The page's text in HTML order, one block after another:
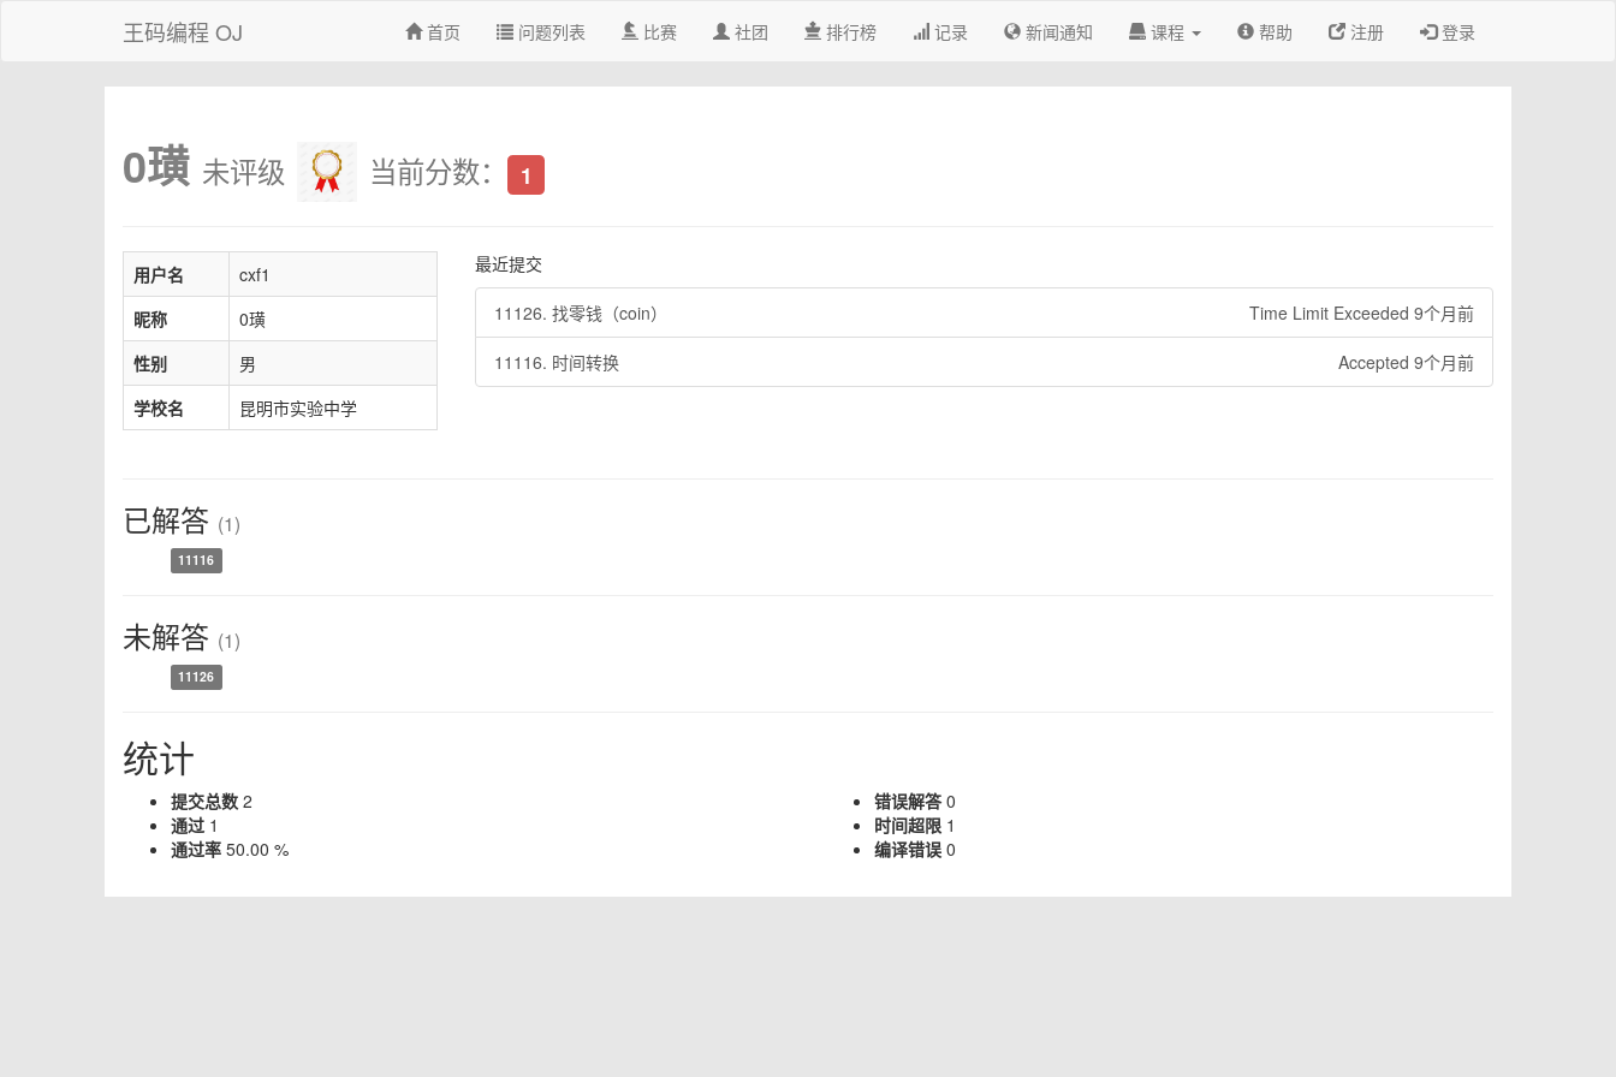
王码编程 OJ 首页 问题列表 比赛 社团 排行榜 记录 新闻通知 课程 帮助 注册 登录
0璜 未评级 当前分数： 1
用户名
cxf1
昵称
0璜
性别
男
学校名
昆明市实验中学
最近提交
11126. 找零钱（coin） Time Limit Exceeded 9个月前
11116. 时间转换 Accepted 9个月前
已解答 (1)
11116
未解答 (1)
11126
统计
提交总数 2
通过 1
通过率 50.00 %
错误解答0
时间超限 1
编译错误 0